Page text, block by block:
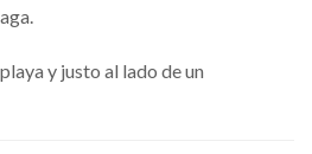
y justo al lado de un